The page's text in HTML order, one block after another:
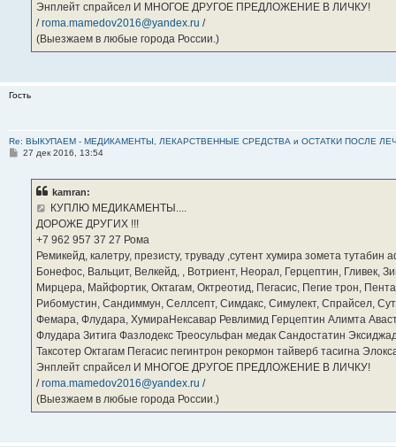
Энплейт спрайсел И МНОГОЕ ДРУГОЕ ПРЕДЛОЖЕНИЕ В ЛИЧКУ!
/roma.mamedov2016@yandex.ru /
(Выезжаем в любые города России.)
Гость
Re: ВЫКУПАЕМ - МЕДИКАМЕНТЫ, ЛЕКАРСТВЕННЫЕ СРЕДСТВА и ОСТАТКИ ПОСЛЕ
С27 дек 2016, 13:54
kamran:
КУПЛЮ МЕДИКАМЕНТЫ....
ДОРОЖЕ ДРУГИХ !!!
‪+7 962 957 37 27‬ Рома
Ремикейд, калетру, презисту, труваду ,сутент хумира зомета
Бонефос, Вальцит, Велкейд, , Вотриент, Неорал, Герцептин, Гливек,
Мирцера, Майфортик, Октагам, Октреотид, Пегасис, Пегие трон,
Рибомустин, Сандиммун, Селлсепт, Симдакс, Симулект, Спрайсел,
Фемара, Флудара, ХумираНексавар Ревлимид Герцептин Алимта
Флудара Зитига Фазлодекс Треосульфан медак Сандостатин
Таксотер Октагам Пегасис пегинтрон рекормон тайверб тасигна
Энплейт спрайсел И МНОГОЕ ДРУГОЕ ПРЕДЛОЖЕНИЕ В ЛИЧКУ!
/roma.mamedov2016@yandex.ru /
(Выезжаем в любые города России.)